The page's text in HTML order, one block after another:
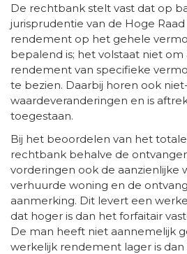
De rechtbank stelt vast dat op
jurisprudentie van de Hoge
rendement op het gehele
bepalend is; het volstaat niet
rendement van specifieke
te bezien. Daarbij horen ook
waardeveranderingen en is
toegestaan.
Bij het beoordelen van het
rechtbank behalve de
vorderingen ook de aanzienlijke
verhuurde woning en de
aanmerking. Dit levert een
dat hoger is dan het forfaitair
De man heeft niet aannemelijk
werkelijk rendement lager is